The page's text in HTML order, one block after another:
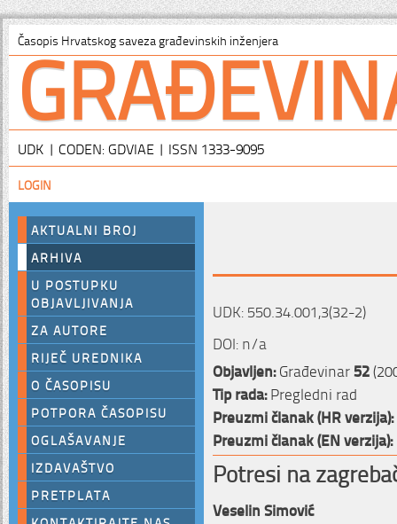
Časopis Hrvatskog saveza građevinskih inženjera
UDK | CODEN: GDVIAE | ISSN 1333-9095
LOGIN
AKTUALNI BROJ
ARHIVA
U POSTUPKU
OBJAVLJIVANJA
ZA AUTORE
RIJEČ UREDNIKA
O ČASOPISU
POTPORA ČASOPISU
OGLAŠAVANJE
IZDAVAŠTVO
PRETPLATA
UDK: 550.34.001,3(32-2)
DOI: n/a
Objavljen:Građevinar52
Tip rada:Pregledni rad
Preuzmi članak (HR verzija):
Preuzmi članak (EN verzija):
Potresi na
Veselin Simović